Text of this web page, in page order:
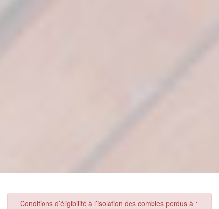
Conditions d’éligibilité à l’isolation des combles perdus à 1